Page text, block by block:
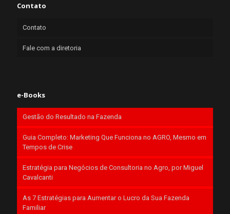
Contato
Contato
Fale com a diretoria
e-Books
Gestão do Resultado na Fazenda
Guia Completo: Marketing Que Funciona no AGRO, Mesmo em
Tempos de Crise
Estratégia para Negócios de Consultoria no Agro, por Miguel
Cavalcanti
As 7 Estratégias para Aumentar o Lucro da Sua Fazenda
Familiar